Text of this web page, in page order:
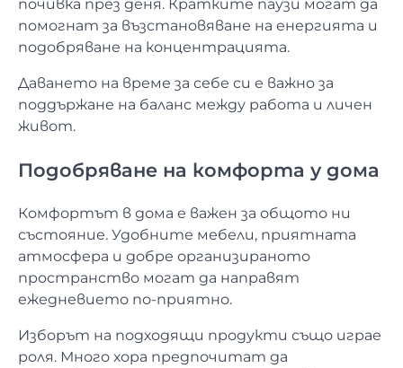
почивка през деня. Кратките паузи могат да
помогнат за възстановяване на енергията и
подобряване на концентрацията.
Даването на време за себе си е важно за
поддържане на баланс между работа и личен
живот.
Подобряване на комфорта у дома
Комфортът в дома е важен за общото ни
състояние. Удобните мебели, приятната
атмосфера и добре организираното
пространство могат да направят
ежедневието по-приятно.
Изборът на подходящи продукти също играе
роля. Много хора предпочитат да